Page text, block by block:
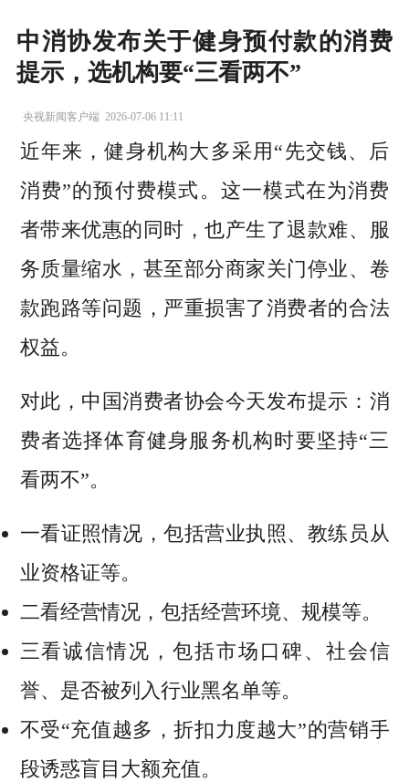
中消协发布关于健身预付款的消费
提示，选机构要“三看两不”
央视新闻客户端 2026-07-06 11:11
近年来，健身机构大多采用“先交钱、后
消费”的预付费模式。这一模式在为消费
者带来优惠的同时，也产生了退款难、服
务质量缩水，甚至部分商家关门停业、卷
款跑路等问题，严重损害了消费者的合法
权益。
对此，中国消费者协会今天发布提示：消
费者选择体育健身服务机构时要坚持“三
看两不”。
一看证照情况，包括营业执照、教练员从
业资格证等。
二看经营情况，包括经营环境、规模等。
三看诚信情况，包括市场口碑、社会信
誉、是否被列入行业黑名单等。
不受“充值越多，折扣力度越大”的营销手
段诱惑盲目大额充值。